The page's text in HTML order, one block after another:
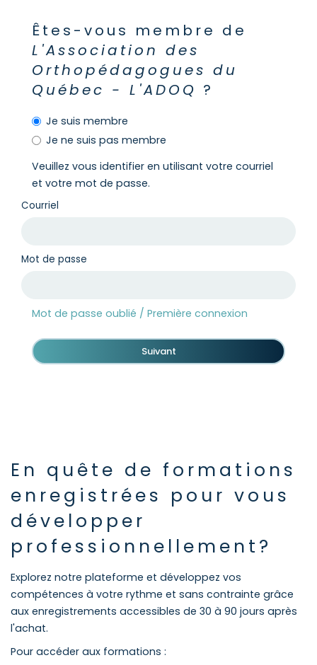
Êtes-vous membre de
L'Association des
Orthopédagogues du
Québec - L'ADOQ ?
Je suis membre
Je ne suis pas membre
Veuillez vous identifier en utilisant votre courriel
et votre mot de passe.
Courriel
Mot de passe
Mot de passe oublié / Première connexion
En quête de formations
enregistrées pour vous
développer
professionnellement?
Explorez notre plateforme et développez vos
compétences à votre rythme et sans contrainte grâce
aux enregistrements accessibles de 30 à 90 jours après
l'achat.
Pour accéder aux formations :